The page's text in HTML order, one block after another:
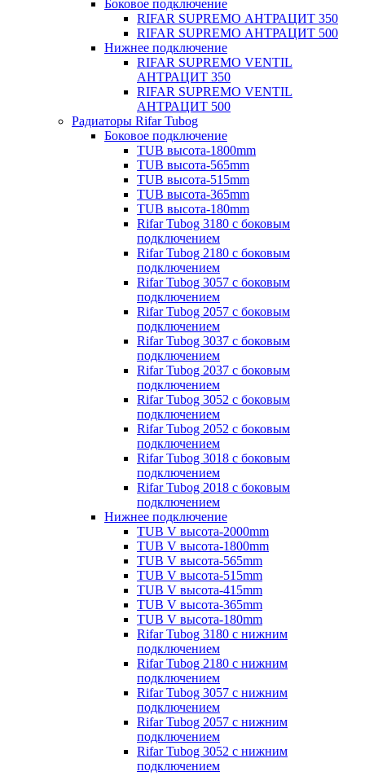
Боковое подключение
RIFAR SUPREMO АНТРАЦИТ 350
RIFAR SUPREMO АНТРАЦИТ 500
Нижнее подключение
RIFAR SUPREMO VENTIL
АНТРАЦИТ 350
RIFAR SUPREMO VENTIL
АНТРАЦИТ 500
Радиаторы Rifar Tubog
Боковое подключение
TUB высота-1800mm
TUB высота-565mm
TUB высота-515mm
TUB высота-365mm
TUB высота-180mm
Rifar Tubog 3180 с боковым
подключением
Rifar Tubog 2180 с боковым
подключением
Rifar Tubog 3057 с боковым
подключением
Rifar Tubog 2057 с боковым
подключением
Rifar Tubog 3037 с боковым
подключением
Rifar Tubog 2037 с боковым
подключением
Rifar Tubog 3052 с боковым
подключением
Rifar Tubog 2052 с боковым
подключением
Rifar Tubog 3018 с боковым
подключением
Rifar Tubog 2018 с боковым
подключением
Нижнее подключение
TUB V высота-2000mm
TUB V высота-1800mm
TUB V высота-565mm
TUB V высота-515mm
TUB V высота-415mm
TUB V высота-365mm
TUB V высота-180mm
Rifar Tubog 3180 с нижним
подключением
Rifar Tubog 2180 с нижним
подключением
Rifar Tubog 3057 с нижним
подключением
Rifar Tubog 2057 с нижним
подключением
Rifar Tubog 3052 с нижним
подключением